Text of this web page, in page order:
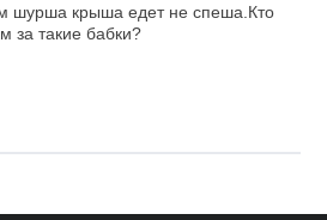
шурша крыша едет не спеша.Кто
за такие бабки?